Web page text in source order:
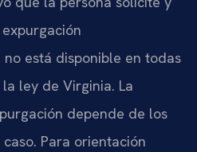
está disponible en todas
ley de Virginia. La
depende de los
Para orientación